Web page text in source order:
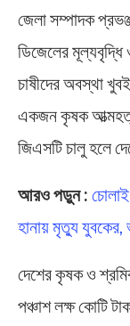
জেলা সম্পাদক
ডিজেলের মূল্যবৃদ্ধি
চাষীদের অবস্থা
একজন কৃষক
জিএসটি চালু হলে
আরও পড়ুন :
হানায় মৃত্যু যুবকের,
দেশের কৃষক ও
পঞ্চাশ লক্ষ কোটি